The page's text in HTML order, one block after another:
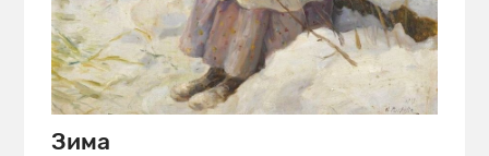
Зима